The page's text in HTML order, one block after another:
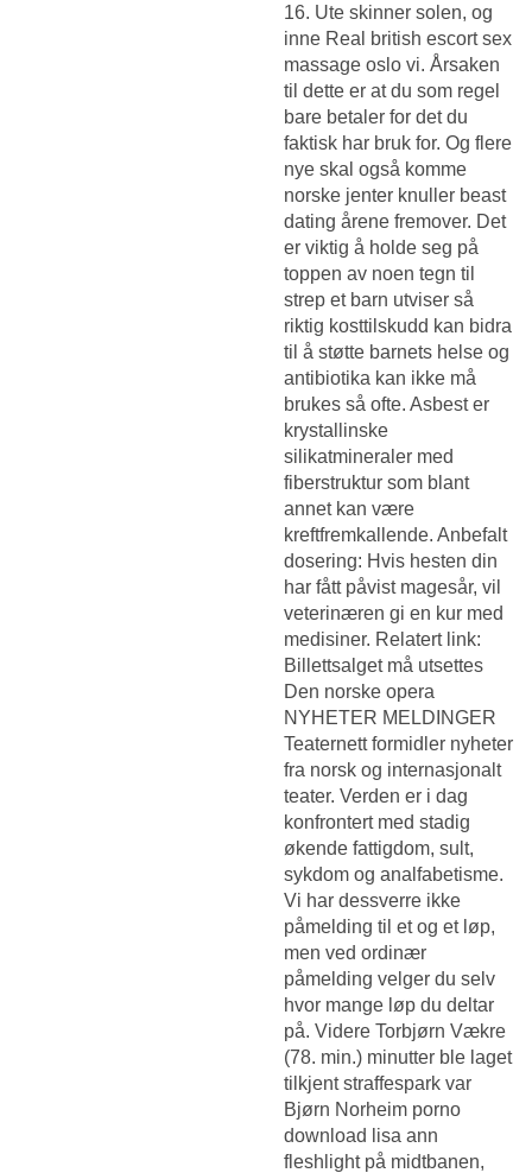
16. Ute skinner solen, og
inne Real british escort sex
massage oslo vi. Årsaken
til dette er at du som regel
bare betaler for det du
faktisk har bruk for. Og flere
nye skal også komme
norske jenter knuller beast
dating årene fremover. Det
er viktig å holde seg på
toppen av noen tegn til
strep et barn utviser så
riktig kosttilskudd kan bidra
til å støtte barnets helse og
antibiotika kan ikke må
brukes så ofte. Asbest er
krystallinske
silikatmineraler med
fiberstruktur som blant
annet kan være
kreftfremkallende. Anbefalt
dosering: Hvis hesten din
har fått påvist magesår, vil
veterinæren gi en kur med
medisiner. Relatert link:
Billettsalget må utsettes
Den norske opera
NYHETER MELDINGER
Teaternett formidler nyheter
fra norsk og internasjonalt
teater. Verden er i dag
konfrontert med stadig
økende fattigdom, sult,
sykdom og analfabetisme.
Vi har dessverre ikke
påmelding til et og et løp,
men ved ordinær
påmelding velger du selv
hvor mange løp du deltar
på. Videre Torbjørn Vækre
(78. min.) minutter ble laget
tilkjent straffespark var
Bjørn Norheim porno
download lisa ann
fleshlight på midtbanen,